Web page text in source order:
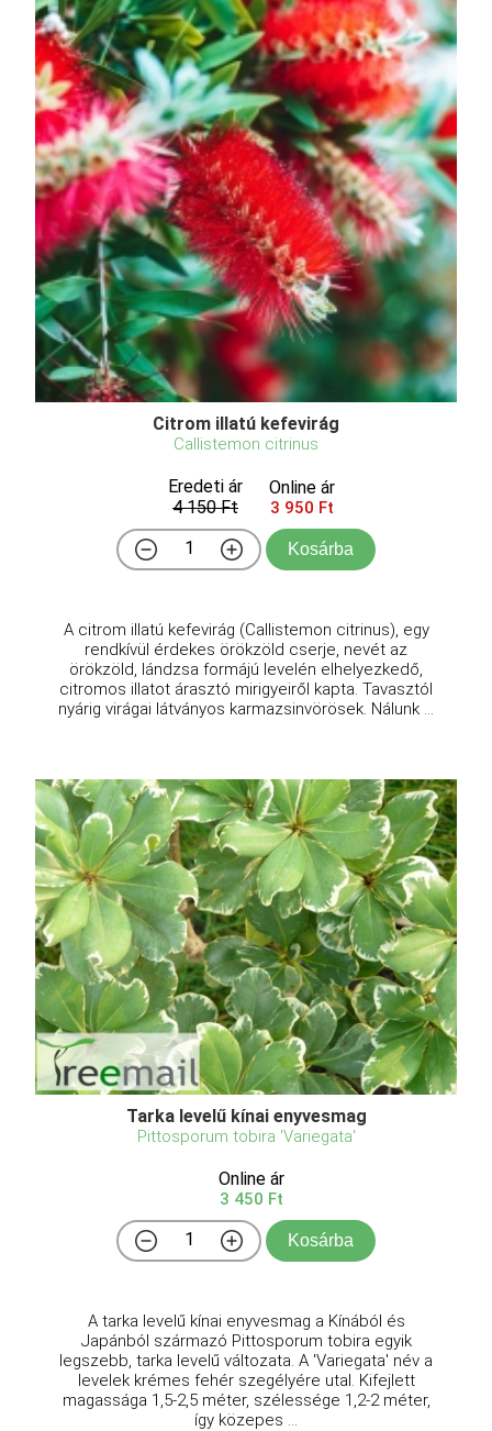
Citrom illatú kefevirág
Callistemon citrinus
Eredeti ár
4 150 Ft
Online ár
3 950 Ft
Kosárba
A citrom illatú kefevirág (Callistemon citrinus), egy
rendkívül érdekes örökzöld cserje, nevét az
örökzöld, lándzsa formájú levelén elhelyezkedő,
citromos illatot árasztó mirigyeiről kapta. Tavasztól
nyárig virágai látványos karmazsinvörösek. Nálunk ...
Tarka levelű kínai enyvesmag
Pittosporum tobira 'Variegata'
Online ár
3 450 Ft
Kosárba
A tarka levelű kínai enyvesmag a Kínából és
Japánból származó Pittosporum tobira egyik
legszebb, tarka levelű változata. A 'Variegata' név a
levelek krémes fehér szegélyére utal. Kifejlett
magassága 1,5-2,5 méter, szélessége 1,2-2 méter,
így közepes ...